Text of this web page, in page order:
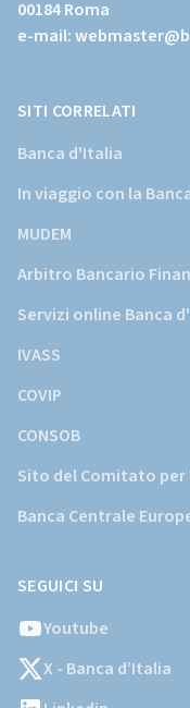
istituzionale
della
00184 Roma
e-mail:
SITI CORRELATI
Banca d'Italia
In viaggio con la
MUDEM
Arbitro Bancario
Servizi online Banca
IVASS
COVIP
CONSOB
Sito del Comitato
Banca Centrale
SEGUICI SU
Youtube
X - Banca d’Italia